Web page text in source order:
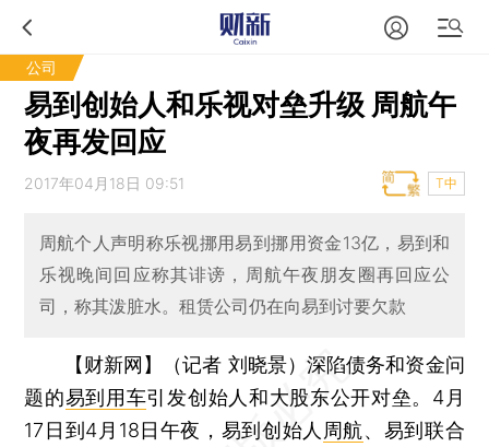
公司
易到创始人和乐视对垒升级 周航午
夜再发回应
2017年04月18日 09:51 T中
周航个人声明称乐视挪用易到挪用资金13亿，易到和
乐视晚间回应称其诽谤，周航午夜朋友圈再回应公
司，称其泼脏水。租赁公司仍在向易到讨要欠款
【财新网】（记者 刘晓景） 深陷债务和资金问
题的易到用车引发创始人和大股东公开对垒。4月
17日到4月18日午夜，易到创始人 周航、易到联合